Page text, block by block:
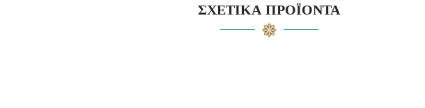
ΣΧΕΤΙΚΆ ΠΡΟΪΌΝΤΑ